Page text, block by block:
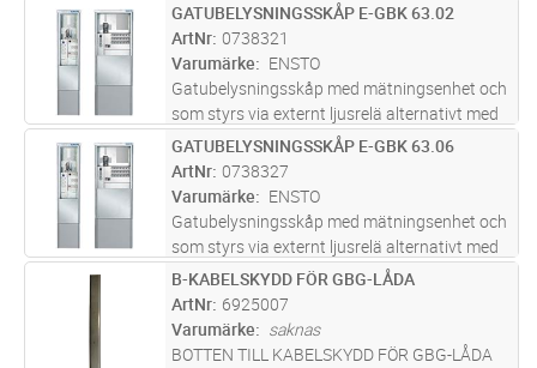
ST Lägg i kundvagn
GATUBELYSNINGSSKÅP E-GBK 63.02
ArtNr 0738321
Varumärke
ENSTO
Gatubelysningsskåp med mätningsenhet och
som styrs via externt ljusrelä alternativt med
extern matning via hjälprelä. Kapslingsklass:
IP34D. Inkommande plint: Al/Cu 2,5-50mm2.
Utgående plint: Cu 1,5
ST Lägg i kundvagn
GATUBELYSNINGSSKÅP E-GBK 63.06
ArtNr 0738327
Varumärke
ENSTO
Gatubelysningsskåp med mätningsenhet och
som styrs via externt ljusrelä alternativt med
extern matning via hjälprelä. Kapslingsklass:
IP34D. Inkommande plint: Al/Cu 2,5-50mm2.
Utgående plint: Cu 1,5
ST Lägg i kundvagn
B-KABELSKYDD FÖR GBG-LÅDA
ArtNr 6925007
Varumärke
saknas
BOTTEN TILL KABELSKYDD FÖR GBG-LÅDA